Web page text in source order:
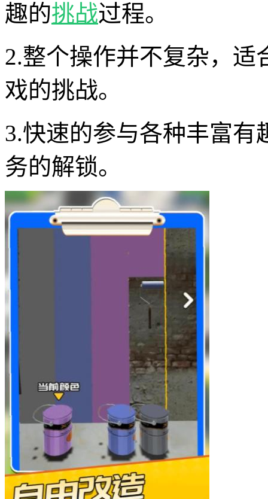
趣的挑战过程。
2.整个操作并不复杂，
戏的挑战。
3.快速的参与各种丰富
务的解锁。